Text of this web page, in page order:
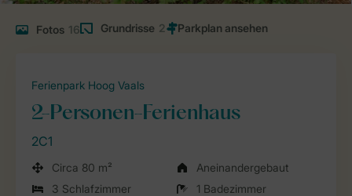
Fotos 16 Grundrisse 2
Ferienpark Hoog Vaals
2-Personen-Ferienhaus
2C1
Circa 80 m²
Aneinandergebaut
3 Schlafzimmer
1 Badezimmer